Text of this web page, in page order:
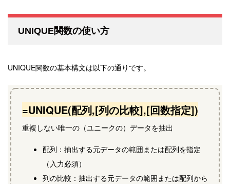
UNIQUE関数の使い方
UNIQUE関数の基本構文は以下の通りです。
=UNIQUE(配列,[列の比較],[回数指定])
重複しない唯一の（ユニークの）データを抽出
配列：抽出する元データの範囲または配列を指定
（入力必須）
列の比較：抽出する元データの範囲または配列から